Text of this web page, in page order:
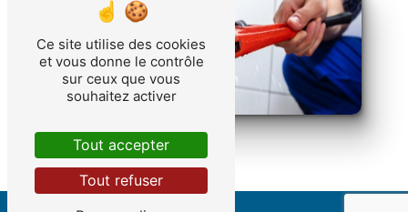
Ce site utilise des cookies
et vous donne le contrôle
sur ceux que vous
souhaitez activer
Tout accepter
Tout refuser